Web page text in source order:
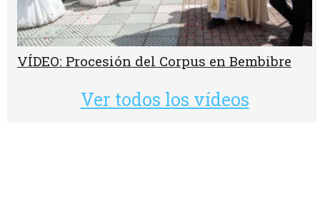
VÍDEO: Procesión del Corpus en Bembibre
Ver todos los vídeos